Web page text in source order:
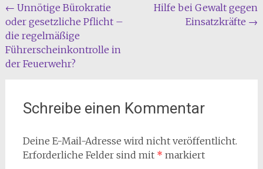
Beitragsnavigation
← Unnötige Bürokratie
oder gesetzliche Pflicht –
die regelmäßige
Führerscheinkontrolle in
der Feuerwehr?
Hilfe bei Gewalt gegen
Einsatzkräfte →
Schreibe einen Kommentar
Deine E-Mail-Adresse wird nicht veröffentlicht.
Erforderliche Felder sind mit * markiert